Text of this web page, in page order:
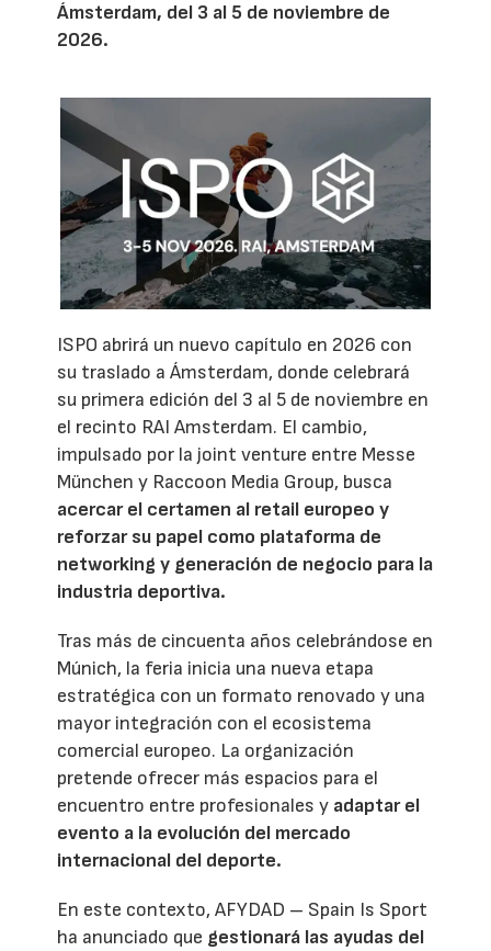
Ámsterdam, del 3 al 5 de noviembre de
2026.
ISPO abrirá un nuevo capítulo en 2026 con
su traslado a Ámsterdam, donde celebrará
su primera edición del 3 al 5 de noviembre en
el recinto RAI Amsterdam. El cambio,
impulsado por la joint venture entre Messe
München y Raccoon Media Group, busca
acercar el certamen al retail europeo y
reforzar su papel como plataforma de
networking y generación de negocio para la
industria deportiva.
Tras más de cincuenta años celebrándose en
Múnich, la feria inicia una nueva etapa
estratégica con un formato renovado y una
mayor integración con el ecosistema
comercial europeo. La organización
pretende ofrecer más espacios para el
encuentro entre profesionales y adaptar el
evento a la evolución del mercado
internacional del deporte.
En este contexto, AFYDAD – Spain Is Sport
ha anunciado que gestionará las ayudas del